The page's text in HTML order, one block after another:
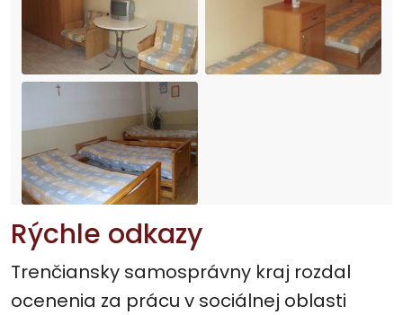
Rýchle odkazy
Trenčiansky samosprávny kraj rozdal
ocenenia za prácu v sociálnej oblasti